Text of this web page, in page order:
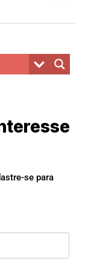
se para